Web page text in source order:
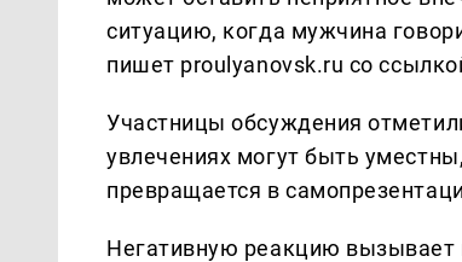
ситуацию, когда мужчина
пишет proulyanovsk.ru со
Участницы обсуждения
увлечениях могут быть
превращается в
Негативную реакцию вызывает